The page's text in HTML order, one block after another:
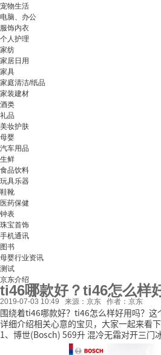
宠物生活
电脑、办公
服饰内衣
个人护理
家纺
家居日用
家具
家庭清洁/纸品
家装建材
酒类
礼品
美妆护肤
母婴
汽车用品
生鲜
食品饮料
玩具乐器
鞋靴
医药保健
钟表
珠宝首饰
手机通讯
图书
母婴行业资讯
测试
京东介绍
ti46哪款好？ti46怎么样
2019-07-03 10:49 来源：京东 作者：京东
围绕着ti46哪款好？ti46怎么样好用吗？这
详细介绍相关心意的宝贝，大家一起来看下
1、博世(Bosch) 569升 混冷无霜对开三门